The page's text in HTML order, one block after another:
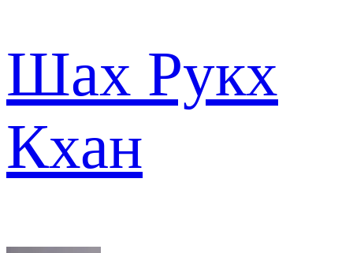
Шах Рукх
Кхан